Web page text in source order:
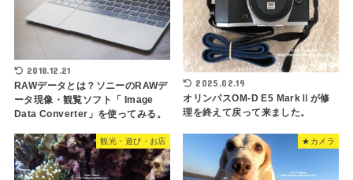
2018.12.21
RAWデータとは？ソニーのRAWデ
ータ現像・観覧ソフト「 Image
Data Converter」を使ってみる。
2025.02.19
オリンパスOM-D E5 MarkⅡが修
理を終えて戻って来ました。
観光・遊び・お店 ★カメラ